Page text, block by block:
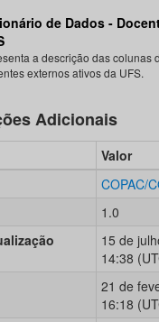
de Dados -
a descrição das colunas
externos ativos da UFS.
Adicionais
Valor
COPAC/
1.0
15 de
14:38
21 de
16:18